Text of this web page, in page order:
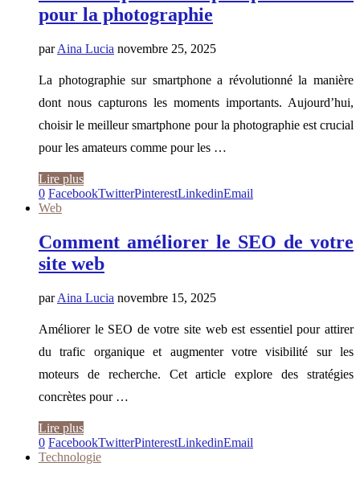
pour la photographie
parAina Lucia novembre 25, 2025
La photographie sur smartphone a révolutionné la manière
dont nous capturons les moments importants. Aujourd’hui,
choisir le meilleur smartphone pour la photographie est crucial
pour les amateurs comme pour les …
Lire plus
0 FacebookTwitterPinterestLinkedinEmail
Web
Comment améliorer le SEO de votre
site web
parAina Lucia novembre 15, 2025
Améliorer le SEO de votre site web est essentiel pour attirer
du trafic organique et augmenter votre visibilité sur les
moteurs de recherche. Cet article explore des stratégies
concrètes pour …
Lire plus
0 FacebookTwitterPinterestLinkedinEmail
Technologie